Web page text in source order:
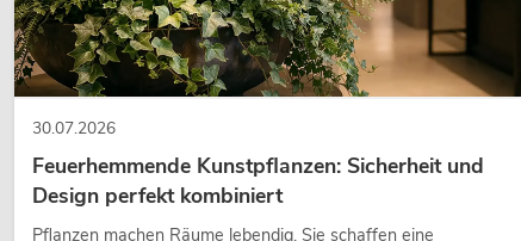
30.07.2026
Feuerhemmende Kunstpflanzen: Sicherheit und
Design perfekt kombiniert
Pflanzen machen Räume lebendig. Sie schaffen eine